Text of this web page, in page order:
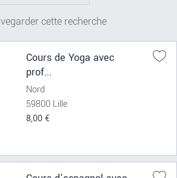
cette recherche
Cours de Yoga avec
prof...
Nord
59800 Lille
8,00 €